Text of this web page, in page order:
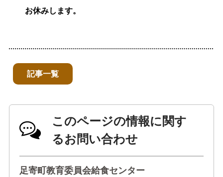
お休みします。
記事一覧
このページの情報に関す
るお問い合わせ
足寄町教育委員会給食センター